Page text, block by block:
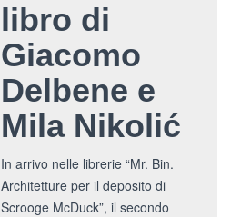
libro di
Giacomo
Delbene e
Mila Nikolić
In arrivo nelle librerie “Mr. Bin.
Architetture per il deposito di
Scrooge McDuck”, il secondo